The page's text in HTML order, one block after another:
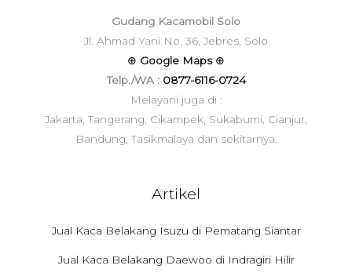
Gudang Kacamobil Solo
Jl. Ahmad Yani No. 36, Jebres, Solo
⊕ Google Maps ⊕
Telp./WA : 0877-6116-0724
Melayani juga di :
Jakarta, Tangerang, Cikampek, Sukabumi, Cianjur,
Bandung, Tasikmalaya dan sekitarnya.
Artikel
Jual Kaca Belakang Isuzu di Pematang Siantar
Jual Kaca Belakang Daewoo di Indragiri Hilir